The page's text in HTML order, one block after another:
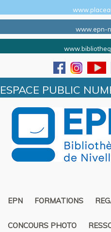
www.epn-
ESPACE PUBLIC
EPN FORMATIONS
CONCOURS PHOTO